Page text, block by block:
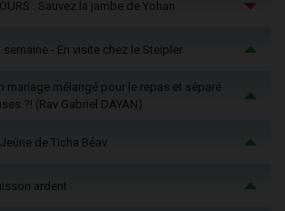
: Sauvez la jambe de Yohan
- En visite chez le Steipler
mariage mélangé pour le repas et séparé
?! (Rav Gabriel DAYAN)
de Ticha Béav
ardent